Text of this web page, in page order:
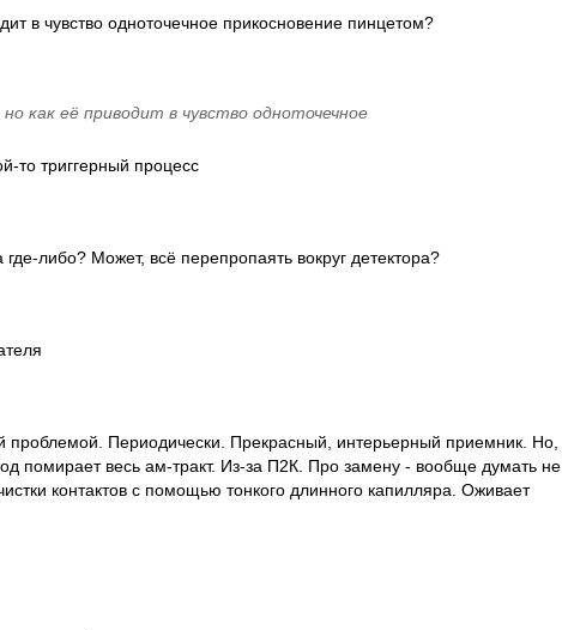
в чувство одноточечное прикосновение пинцетом?
как её приводит в чувство одноточечное
то триггерный процесс
либо? Может, всё перепропаять вокруг детектора?
проблемой. Периодически. Прекрасный, интерьерный приемник. Но,
помирает весь ам-тракт. Из-за П2К. Про замену - вообще думать не
контактов с помощью тонкого длинного капилляра. Оживает